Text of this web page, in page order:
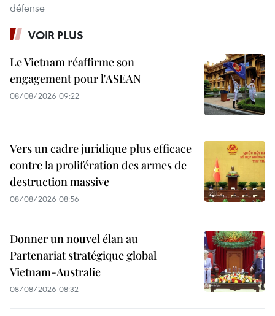
défense
VOIR PLUS
Le Vietnam réaffirme son
engagement pour l'ASEAN
08/08/2026 09:22
Vers un cadre juridique plus efficace
contre la prolifération des armes de
destruction massive
08/08/2026 08:56
Donner un nouvel élan au
Partenariat stratégique global
Vietnam-Australie
08/08/2026 08:32